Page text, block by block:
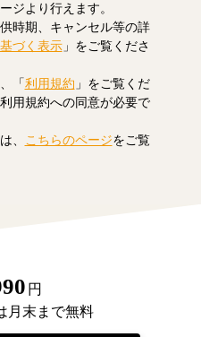
ジより行えます。
時期、キャンセル等の詳
づく表示」をご覧くださ
「利用規約 」をご覧くだ
用規約への同意が必要で
、
こちらのページをご覧
円
月末まで無料